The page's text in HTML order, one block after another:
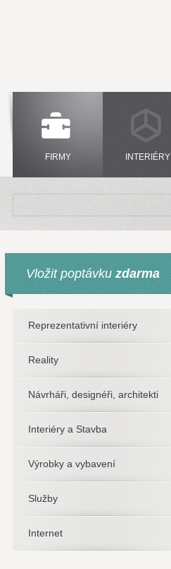
FIRMY INTERIÉRY
Vložit poptávku zdarma
Reprezentativní interiéry
Reality
Návrháři, designéři, architekti
Interiéry a Stavba
Výrobky a vybavení
Služby
Internet